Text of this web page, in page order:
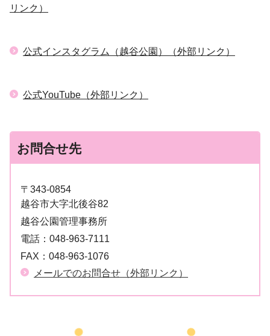
リンク）
公式インスタグラム（越谷公園）（外部リンク）
公式YouTube（外部リンク）
お問合せ先
〒343-0854
越谷市大字北後谷82
越谷公園管理事務所
電話： 048-963-7111
FAX： 048-963-1076
メールでのお問合せ（外部リンク）